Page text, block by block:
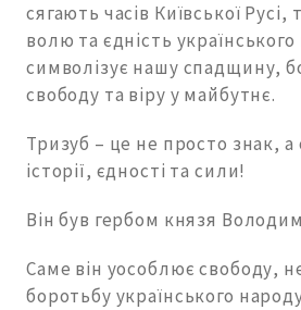
сягають часів Київської
волю та єдність українського
символізує нашу спадщину,
свободу та віру у майбутнє.
Тризуб – це не просто знак,
історії, єдності та сили!
Він був гербом князя
Саме він уособлює свободу,
боротьбу українського